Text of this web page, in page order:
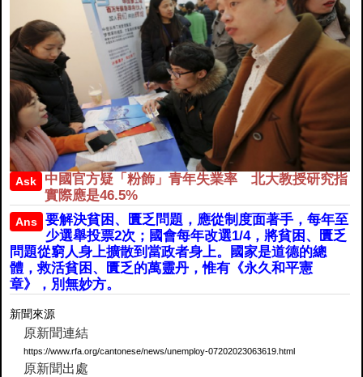
Ask
中國官方疑「粉飾」青年失業率 北大教授研究指
實際應是46.5%
Ans
要解決貧困、匱乏問題，應從制度面著手，每年至
少選舉投票2次；國會每年改選1/4，將貧困、匱乏
問題從窮人身上擴散到當政者身上。國家是道德的總
體，救活貧困、匱乏的萬靈丹，惟有《永久和平憲
章》，別無妙方。
新聞來源
原新聞連結
https://www.rfa.org/cantonese/news/unemploy-07202023063619.html
原新聞出處